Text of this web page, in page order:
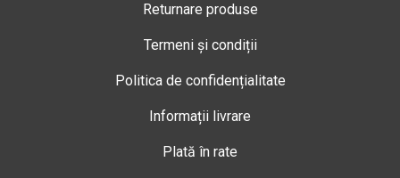
Returnare produse
Termeni și condiții
Politica de confidențialitate
Informații livrare
Plată în rate